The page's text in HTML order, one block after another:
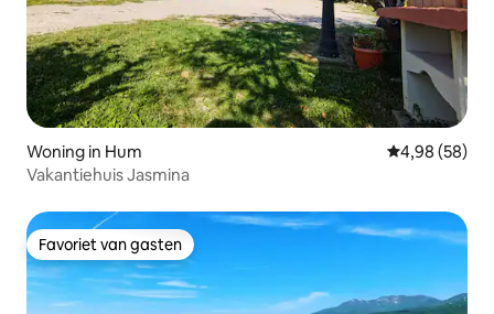
Woning in Hum Gemiddelde
4,98 (58)
Vakantiehuis Jasmina
Favoriet van gasten
Favoriet van gasten